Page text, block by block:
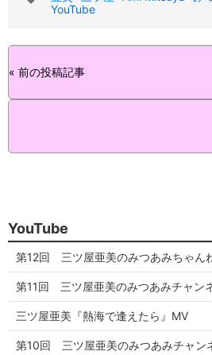
YouTube
« 前の投稿記事
YouTube
第12回 三ツ屋亜美のみつあみちゃん
第11回 三ツ屋亜美のみつあみチャン
三ツ屋亜美『熱海で逢えたら』MV
第10回 三ツ屋亜美のみつあみチャン